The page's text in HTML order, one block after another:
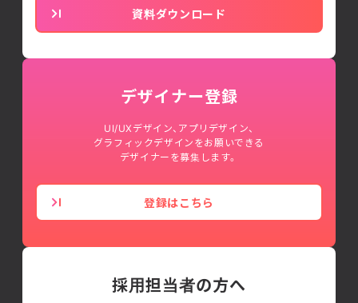
資料ダウンロード
デザイナー登録
UI/UXデザイン、アプリデザイン、
グラフィックデザインをお願いできる
デザイナーを募集します。
登録はこちら
採用担当者の方へ